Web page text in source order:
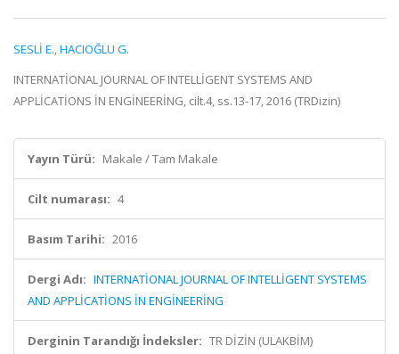
SESLİ E.,HACIOĞLU G.
INTERNATİONAL JOURNAL OF INTELLİGENT SYSTEMS AND
APPLİCATİONS İN ENGİNEERİNG, cilt.4, ss.13-17, 2016 (TRDizin)
Yayın Türü: Makale / Tam Makale
Cilt numarası: 4
Basım Tarihi: 2016
Dergi Adı: INTERNATİONAL JOURNAL OF INTELLİGENT SYSTEMS
AND APPLİCATİONS İN ENGİNEERİNG
Derginin Tarandığı İndeksler: TR DİZİN (ULAKBİM)